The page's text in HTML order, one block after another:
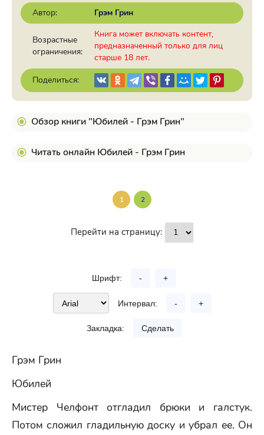
Автор:
Грэм Грин
Возрастные
ограничения:
Книга может включать контент,
предназначенный только для лиц
старше 18 лет.
Поделиться:
Обзор книги "Юбилей - Грэм Грин"
Читать онлайн Юбилей - Грэм Грин
1 2
Перейти на страницу:
Шрифт: - +
Интервал: - +
Закладка: Сделать
Грэм Грин
Юбилей
Мистер Челфонт отгладил брюки и галстук.
Потом сложил гладильную доску и убрал ее. Он